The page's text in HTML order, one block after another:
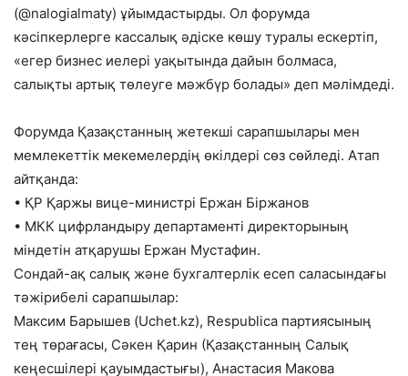
(@nalogialmaty) ұйымдастырды. Ол форумда
кәсіпкерлерге кассалық әдіске көшу туралы ескертіп,
«егер бизнес иелері уақытында дайын болмаса,
салықты артық төлеуге мәжбүр болады» деп мәлімдеді.
Форумда Қазақстанның жетекші сарапшылары мен
мемлекеттік мекемелердің өкілдері сөз сөйледі. Атап
айтқанда:
• ҚР Қаржы вице-министрі Ержан Біржанов
• МКК цифрландыру департаменті директорының
міндетін атқарушы Ержан Мустафин.
Сондай-ақ салық және бухгалтерлік есеп саласындағы
тәжірибелі сарапшылар:
Максим Барышев (Uchet.kz), Respublica партиясының
тең төрағасы, Сәкен Қарин (Қазақстанның Салық
кеңесшілері қауымдастығы), Анастасия Макова